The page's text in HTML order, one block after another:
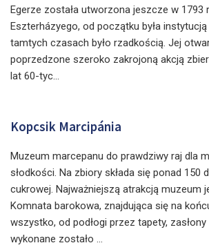
Egerze została utworzona jeszcze w 1793
Eszterházyego, od początku była
tamtych czasach było rzadkością. Jej
poprzedzone szeroko zakrojoną akcją
lat 60-tyc...
Kopcsik Marcipánia
Muzeum marcepanu do prawdziwy raj dla
słodkości. Na zbiory składa się ponad 150
cukrowej. Najważniejszą atrakcją muzeum
Komnata barokowa, znajdująca się na
wszystko, od podłogi przez tapety,
wykonane zostało ...